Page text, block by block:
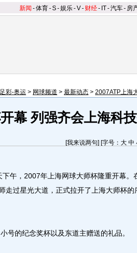
新闻 -体育-S-娱乐-V- 财经- IT-汽车- 房
彩-奥运 > 网球频道 > 最新动态 > 2007ATP上海
幕 列强齐会上海科
[我来说两句] [字号： 大 中
，2007年上海网球大师杯隆重开幕。
走过星光大道，正式拉开了上海大师杯的
的纪念奖杯以及东道主赠送的礼品。